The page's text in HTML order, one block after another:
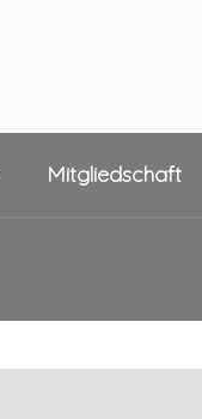
Mitgliedschaft